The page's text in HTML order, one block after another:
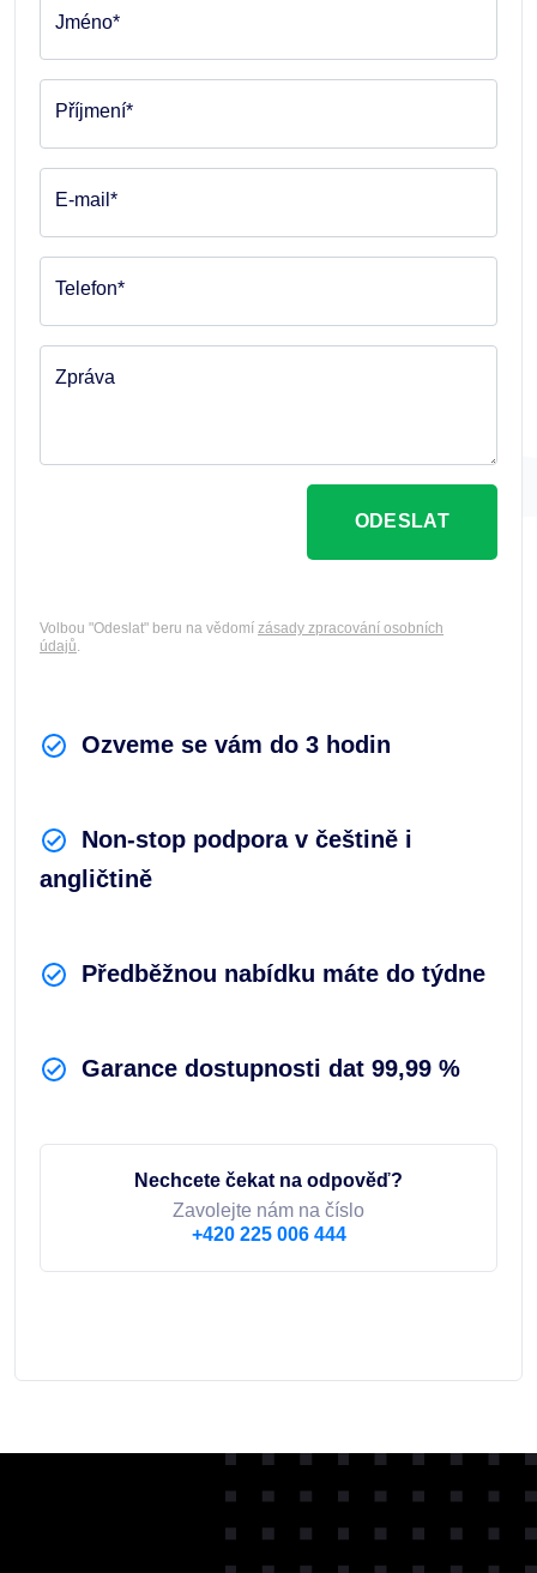
Ozveme se vám do 3 hodin
Non-stop podpora v češtině i
angličtině
Předběžnou nabídku máte do týdne
Garance dostupnosti dat 99,99 %
Nechcete čekat na odpověď?
Zavolejte nám na číslo
+420 225 006 444
Jméno*
Příjmení*
E-mail*
Telefon*
Zpráva
ODESLAT
Volbou "Odeslat" beru na vědomí zásady zpracování osobních
údajů